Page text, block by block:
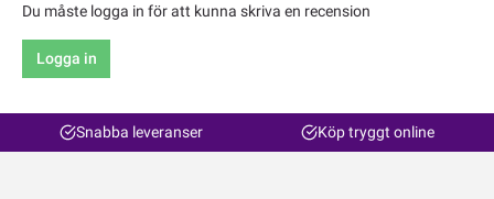
Du måste logga in för att kunna skriva en recension
Logga in
Snabba leveranser Köp tryggt online